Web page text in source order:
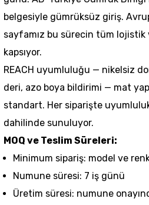
belgesiyle gümrüksüz giriş.
sayfamız bu sürecin tüm lojistik
kapsıyor.
REACH uyumluluğu — nikelsiz
deri, azo boya bildirimi — mat
standart. Her siparişte
dahilinde sunuluyor.
MOQ ve Teslim Süreleri:
Minimum sipariş: model ve
Numune süresi: 7 iş günü
Üretim süresi: numune